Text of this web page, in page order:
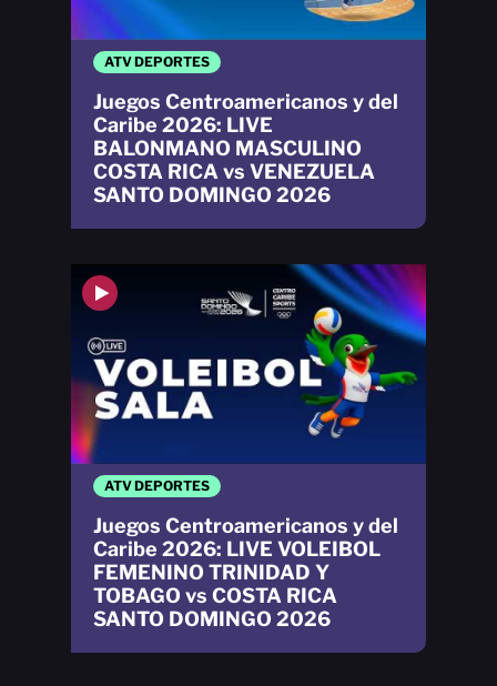
ATV DEPORTES
Juegos Centroamericanos y del
Caribe 2026: LIVE
BALONMANO MASCULINO
COSTA RICA vs VENEZUELA
SANTO DOMINGO 2026
ATV DEPORTES
Juegos Centroamericanos y del
Caribe 2026: LIVE VOLEIBOL
FEMENINO TRINIDAD Y
TOBAGO vs COSTA RICA
SANTO DOMINGO 2026